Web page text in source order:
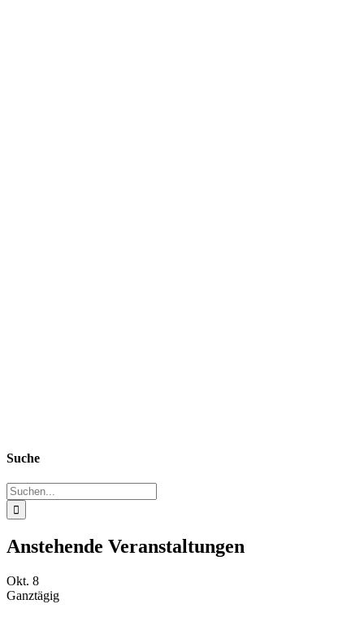
Suche
Suche
nach:
Anstehende Veranstaltungen
Okt. 8
Ganztägig